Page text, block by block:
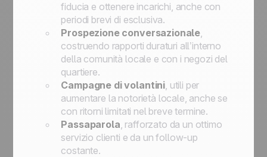
fiducia e ottenere incarichi, anche con
periodi brevi di esclusiva.
Prospezione conversazionale,
costruendo rapporti duraturi all’interno
della comunità locale e con i negozi del
quartiere.
Campagne di volantini, utili per
aumentare la notorietà locale, anche se
con ritorni limitati nel breve termine.
Passaparola, rafforzato da un ottimo
servizio clienti e da un follow-up
costante.